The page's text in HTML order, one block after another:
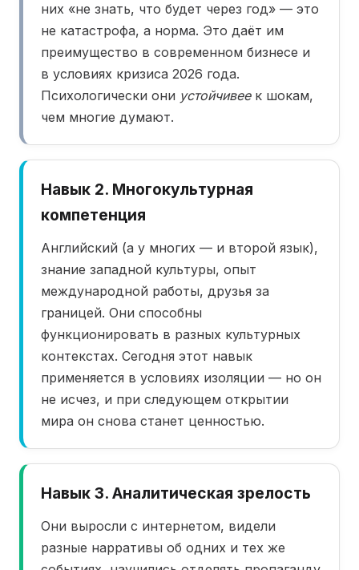
них «не знать, что будет через год» — это
не катастрофа, а норма. Это даёт им
преимущество в современном бизнесе и
в условиях кризиса 2026 года.
Психологически они устойчивеек шокам,
чем многие думают.
Навык 2. Многокультурная
компетенция
Английский (а у многих — и второй язык),
знание западной культуры, опыт
международной работы, друзья за
границей. Они способны
функционировать в разных культурных
контекстах. Сегодня этот навык
применяется в условиях изоляции — но он
не исчез, и при следующем открытии
мира он снова станет ценностью.
Навык 3. Аналитическая зрелость
Они выросли с интернетом, видели
разные нарративы об одних и тех же